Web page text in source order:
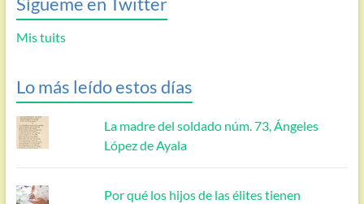
Mis tuits
Lo más leído estos días
La madre del soldado núm. 73, Ángeles
López de Ayala
Por qué los hijos de las élites tienen